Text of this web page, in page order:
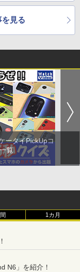
を見る
ータイPickUpコ
覧
1カ月
N6」を紹介！